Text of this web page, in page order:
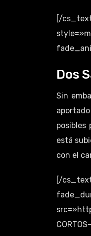
[/
Dos
Sin
posibles
está
con el
[/